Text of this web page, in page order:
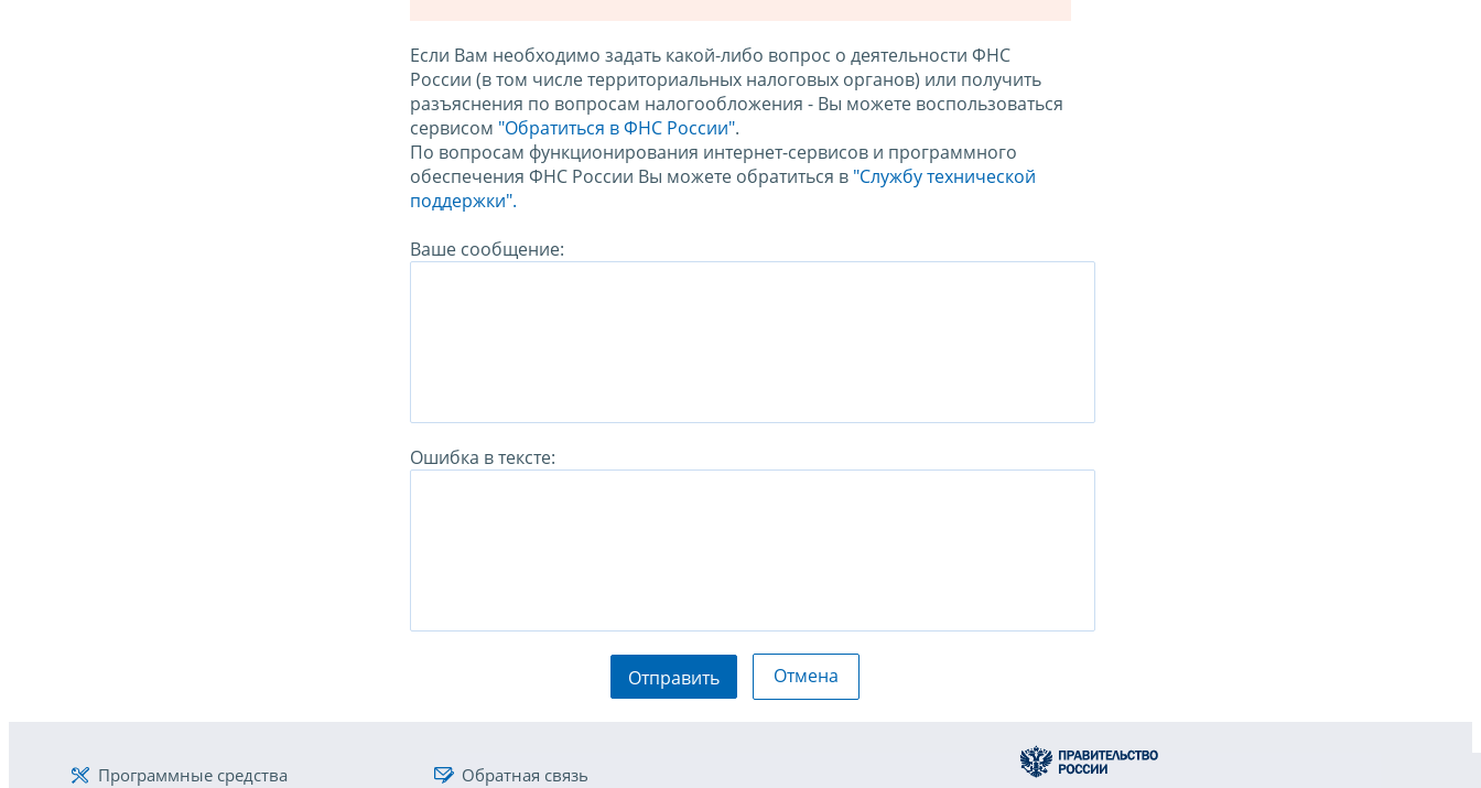
Если Вам необходимо задать какой-либо вопрос о деятельности ФНС
России (в том числе территориальных налоговых органов) или получить
разъяснения по вопросам налогообложения - Вы можете воспользоваться
сервисом "Обратиться в ФНС России".
По вопросам функционирования интернет-сервисов и программного
обеспечения ФНС России Вы можете обратиться в "Службу технической
поддержки".
Ваше сообщение:
Ошибка в тексте:
Отправить Отмена
Программные средства
Обратная связь